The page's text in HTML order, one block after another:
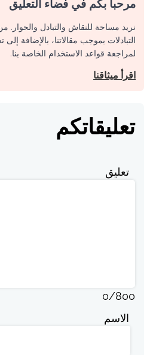
مرحبا بكم في فضاء التعليق
نريد مساحة للنقاش والتبادل
التبادلات بموجب مقالاتنا، بالإضافة
لمراجعة قواعد الاستخدام الخاصة بنا.
اقرأ ميثاقنا
تعليقاتكم
تعليق
0/800
الاسم